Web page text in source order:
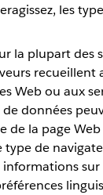
les
la plupart des
Web ou aux
de données
de la page
type de